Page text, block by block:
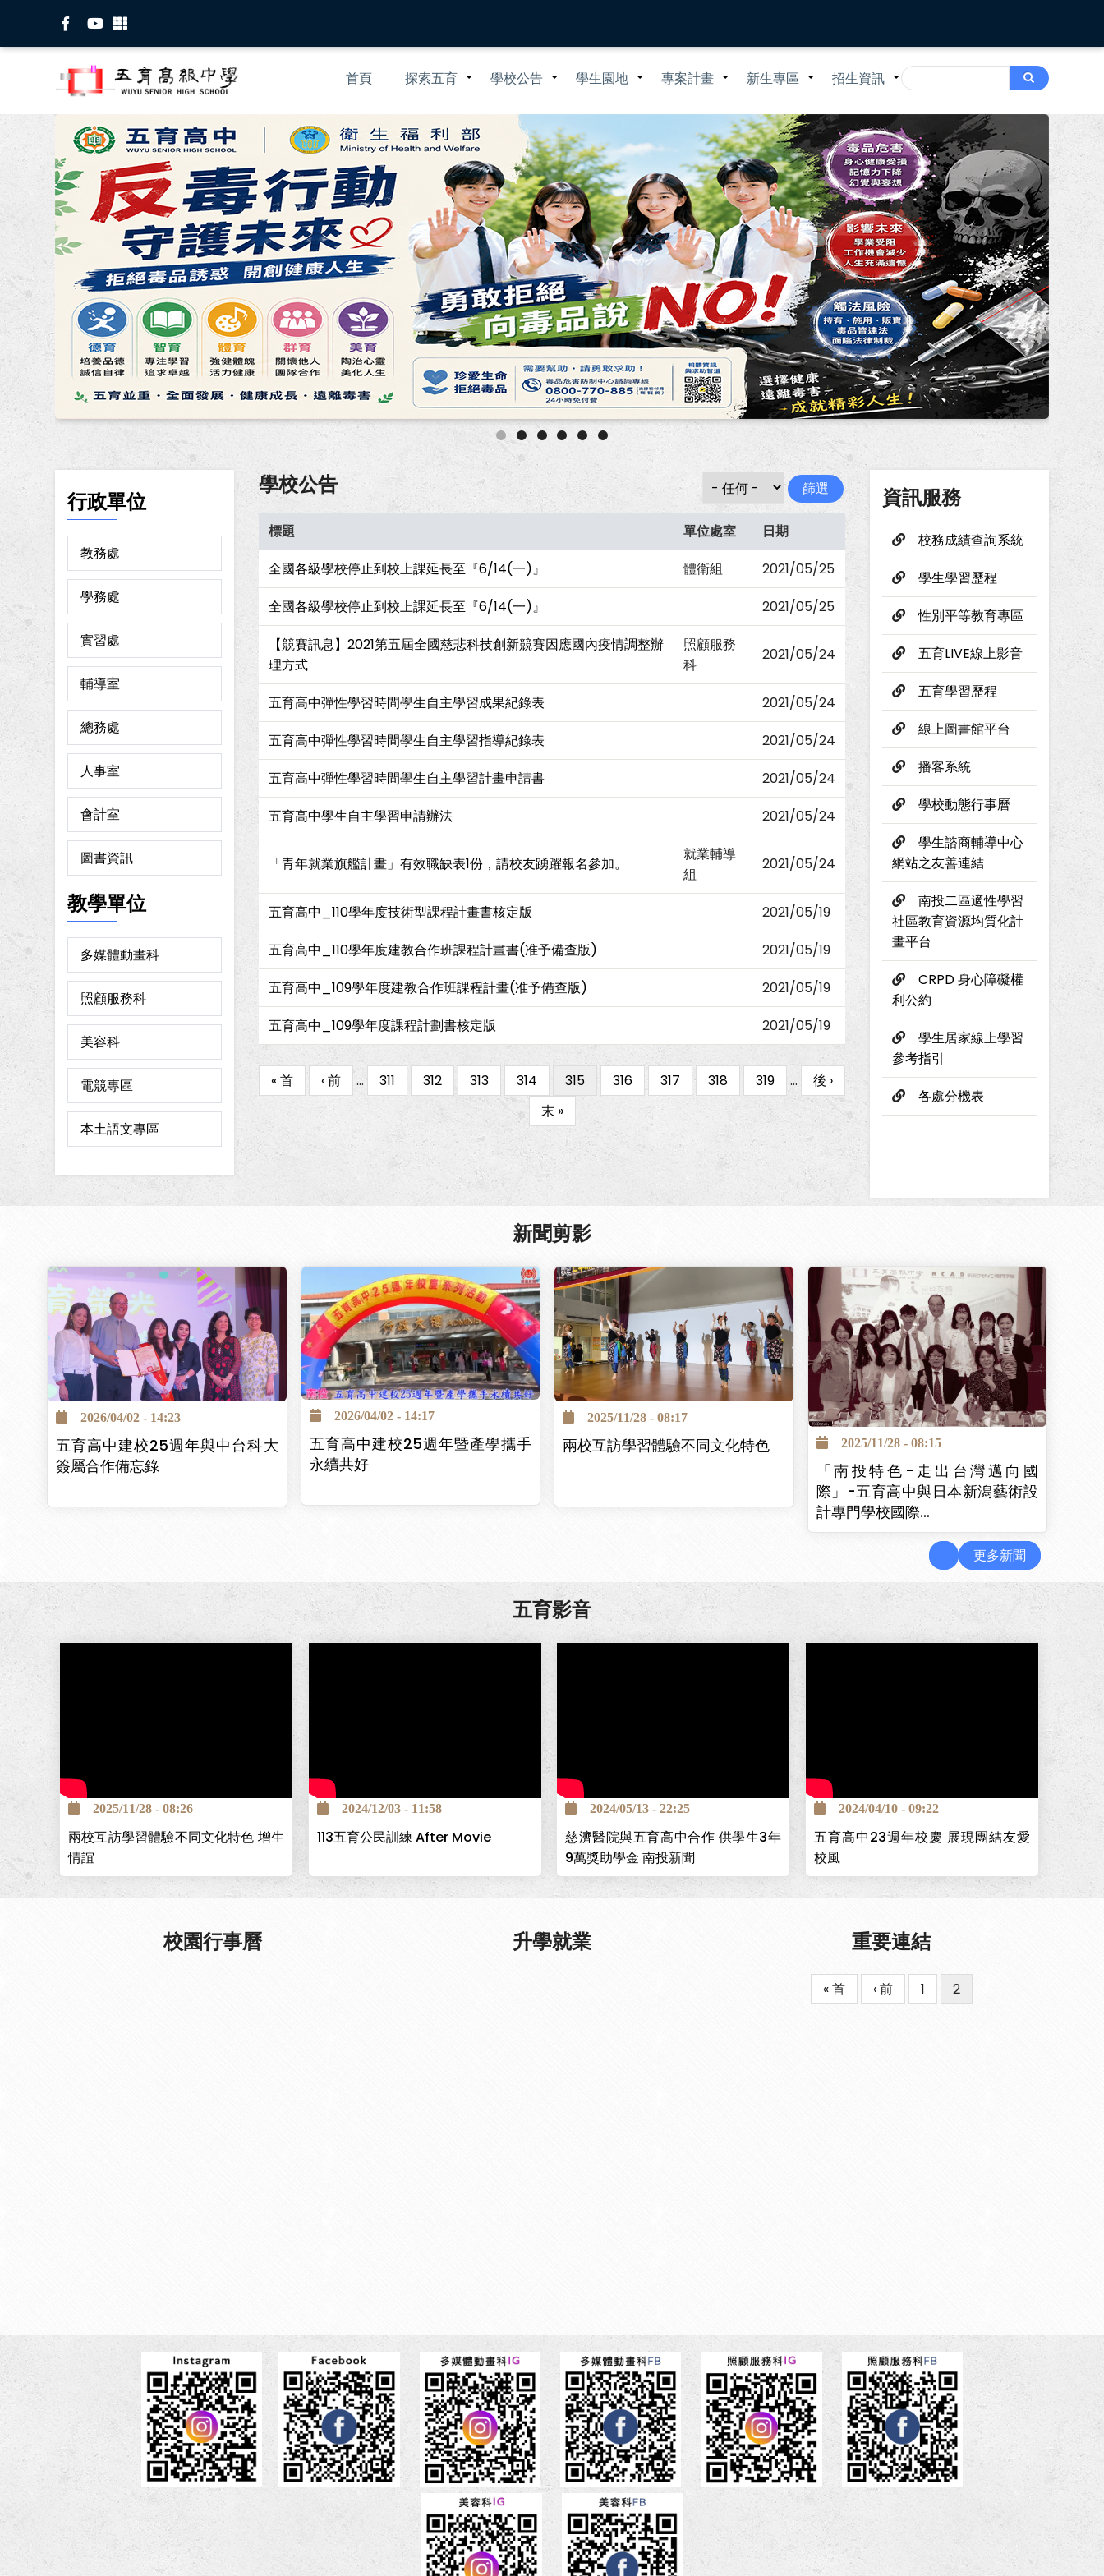
主
Search
Search
Main
navigation
首頁 +
探索五育 +
學校公告 +
學生園地 +
專案計畫 +
新生專區 +
招生資訊
行政單位
教務處
學務處
實習處
輔導室
總務處
人事室
會計室
圖書資訊
教學單位
多媒體動畫科
照顧服務科
美容科
電競專區
本土語文專區
學校公告
標題 單位處室
日期
全國各級學校停止到校上課延長至『6/14(一)』
體衛組
2021/05/25
全國各級學校停止到校上課延長至『6/14(一)』
2021/05/25
【競賽訊息】2021第五屆全國慈悲科技創新競賽因應國內疫情調整辦
理方式
照顧服務
科
2021/05/24
五育高中彈性學習時間學生自主學習成果紀錄表
2021/05/24
五育高中彈性學習時間學生自主學習指導紀錄表
2021/05/24
五育高中彈性學習時間學生自主學習計畫申請書
2021/05/24
五育高中學生自主學習申請辦法
2021/05/24
「青年就業旗艦計畫」有效職缺表1份，請校友踴躍報名參加。
就業輔導
組
2021/05/24
五育高中_110學年度技術型課程計畫書核定版
2021/05/19
五育高中_110學年度建教合作班課程計畫書(准予備查版)
2021/05/19
五育高中_109學年度建教合作班課程計畫(准予備查版)
2021/05/19
五育高中_109學年度課程計劃書核定版
2021/05/19
Pagination
First
page
« 首
Previous
page
‹ 前 … Page
311 Page
312 Page
313 Page
314
目
前
頁
面
315 Page
316 Page
317 Page
318 Page
319 …
下
一
頁
後 ›
Last
page
末 »
資訊服務
校務成績查詢系統
學生學習歷程
性別平等教育專區
五育LIVE線上影音
五育學習歷程
線上圖書館平台
播客系統
學校動態行事曆
學生諮商輔導中心
網站之友善連結
南投二區適性學習
社區教育資源均質化計
畫平台
CRPD 身心障礙權
利公約
學生居家線上學習
參考指引
各處分機表
新聞剪影
2026/04/02 - 14:23
五育高中建校25週年與中台科大
簽屬合作備忘錄
2026/04/02 - 14:17
五育高中建校25週年暨產學攜手
永續共好
2025/11/28 - 08:17
兩校互訪學習體驗不同文化特色 2025/11/28 - 08:15
「南投特色-走出台灣邁向國
際」-五育高中與日本新潟藝術設
計專門學校國際…
更多新聞
五育影音
2025/11/28 - 08:26
兩校互訪學習體驗不同文化特色 增生
情誼
2024/12/03 - 11:58
113五育公民訓練 After Movie
障畢業後有穩定工作，與台中慈濟醫院
簽署「攜手高昇獎助學金」計畫，提供
學生高中在校期間3年9萬元，且畢業後
可至台中慈濟醫院工作。
2024/05/13 - 22:25
慈濟醫院與五育高中合作 供學生3年
9萬獎助學金 南投新聞
2024/04/10 - 09:22
五育高中23週年校慶 展現團結友愛
校風
校園行事曆 升學就業 重要連結
First
page
« 首
Previous
page
‹ 前 Page
1
目
前
2